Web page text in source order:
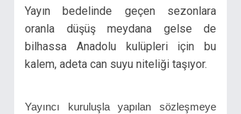
Yayın bedelinde geçen sezonlara
oranla düşüş meydana gelse de
bilhassa Anadolu kulüpleri için bu
kalem, adeta can suyu niteliği taşıyor.
Yayıncı kuruluşla yapılan sözleşmeye